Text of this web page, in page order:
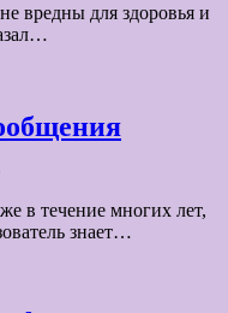
вредны для здоровья и
в течение многих лет,
знает…